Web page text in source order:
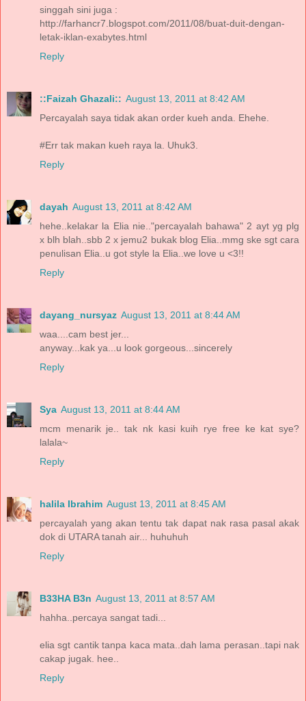
singgah sini juga :
http://farhancr7.blogspot.com/2011/08/buat-duit-dengan-
letak-iklan-exabytes.html
Reply
::Faizah Ghazali:: August 13, 2011 at 8:42 AM
Percayalah saya tidak akan order kueh anda. Ehehe.
#Err tak makan kueh raya la. Uhuk3.
Reply
dayah August 13, 2011 at 8:42 AM
hehe..kelakar la Elia nie.."percayalah bahawa" 2 ayt yg plg
x blh blah..sbb 2 x jemu2 bukak blog Elia..mmg ske sgt cara
penulisan Elia..u got style la Elia..we love u <3!!
Reply
dayang_nursyaz August 13, 2011 at 8:44 AM
waa....cam best jer...
anyway...kak ya...u look gorgeous...sincerely
Reply
Sya August 13, 2011 at 8:44 AM
mcm menarik je.. tak nk kasi kuih rye free ke kat sye?
lalala~
Reply
halila Ibrahim August 13, 2011 at 8:45 AM
percayalah yang akan tentu tak dapat nak rasa pasal akak
dok di UTARA tanah air... huhuhuh
Reply
B33HA B3n August 13, 2011 at 8:57 AM
hahha..percaya sangat tadi...
elia sgt cantik tanpa kaca mata..dah lama perasan..tapi nak
cakap jugak. hee..
Reply